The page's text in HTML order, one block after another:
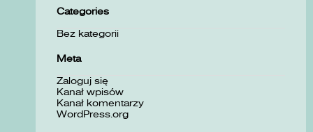
Categories
Bez kategorii
Meta
Zaloguj się
Kanał wpisów
Kanał komentarzy
WordPress.org